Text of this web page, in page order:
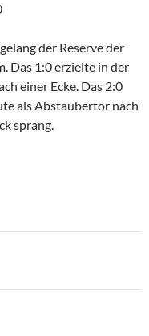
der Reserve der
Das 1:0 erzielte in der
einer Ecke. Das 2:0
als Abstaubertor nach
sprang.